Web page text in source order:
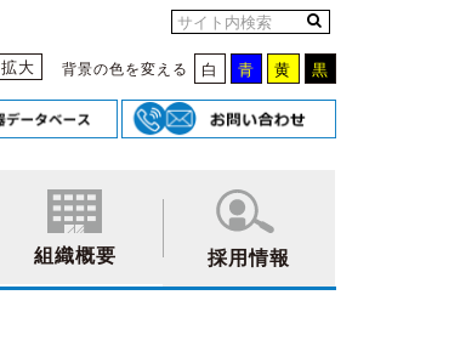
拡大 背景の色を変える 白 青 黄 黒
組織概要 採用情報